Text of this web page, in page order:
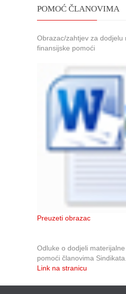
POMOĆ ČLANOVIMA
Obrazac/zahtjev za dodjelu
finansijske pomoći
Preuzeti obrazac
Odluke o dodjeli
pomoći članovima Sindikata.
Link na stranicu